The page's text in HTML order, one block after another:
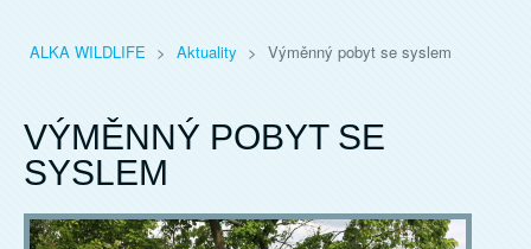
ALKA WILDLIFE > Aktuality > Výměnný pobyt se syslem
VÝMĚNNÝ POBYT SE
SYSLEM